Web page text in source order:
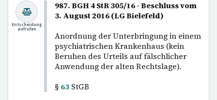
987. BGH 4 StR 305/16 - Beschluss vom
3. August 2016 (LG Bielefeld)
Anordnung der Unterbringung in einem
psychiatrischen Krankenhaus (kein
Beruhen des Urteils auf fälschlicher
Anwendung der alten Rechtslage).
§ 63 StGB
Entscheidung
aufrufen